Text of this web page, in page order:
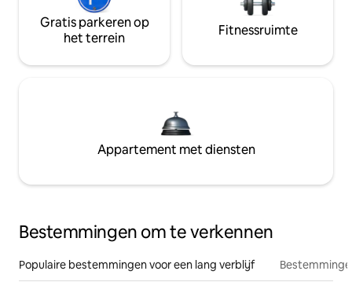
Gratis parkeren op
het terrein
Fitnessruimte
Appartement met diensten
Bestemmingen om te verkennen
Populaire bestemmingen voor een lang verblijf